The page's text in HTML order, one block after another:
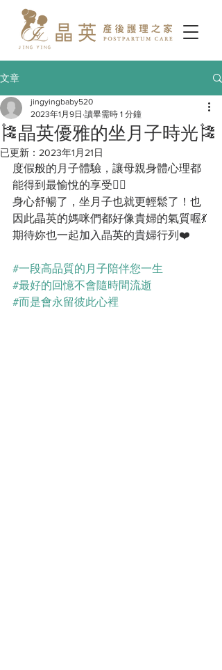
文章
🎏晶英優雅的坐月子時光🎏
jingyingbaby520
2023年1月9日 讀畢需時 1 分鐘
已更新： 2023年1月21日
度假般的月子體驗，讓母親身體心理都
能得到最愉悅的享受🧖‍♀
身心舒暢了，坐月子也就更輕鬆了！也
因此晶英的媽咪們都好像貴婦的氣質喔💃
期待妳也一起加入晶英的貴婦行列❤️
#一段高品質的月子陪伴您一生
#最好的回憶不會隨時間流逝
#而是會永留彼此心裡